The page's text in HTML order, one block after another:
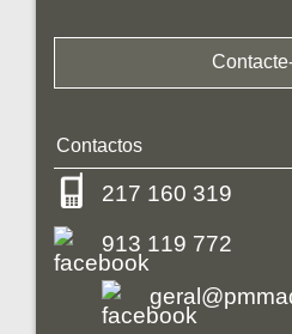
Contactos
217 160 319
913 119 772